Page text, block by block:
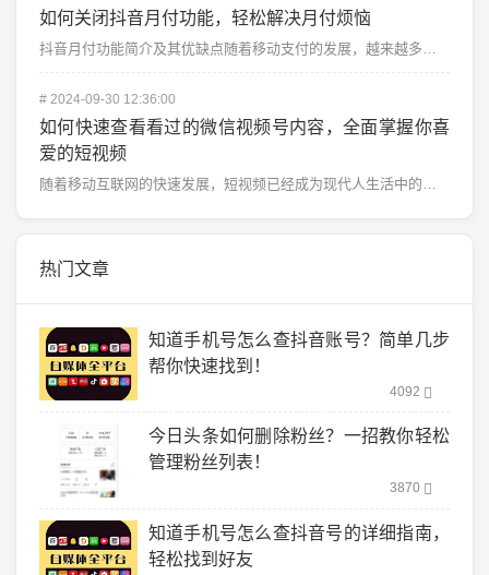
如何关闭抖音月付功能，轻松解决月付烦恼
抖音月付功能简介及其优缺点随着移动支付的发展，越来越多的应用程序开始引入“月付”功能，以便用户能够在...
# 2024-09-30 12:36:00
如何快速查看看过的微信视频号内容，全面掌握你喜
爱的短视频
热门文章
知道手机号怎么查抖音账号？简单几步
帮你快速找到！
4092
今日头条如何删除粉丝？一招教你轻松
管理粉丝列表！
3870
知道手机号怎么查抖音号的详细指南，
轻松找到好友